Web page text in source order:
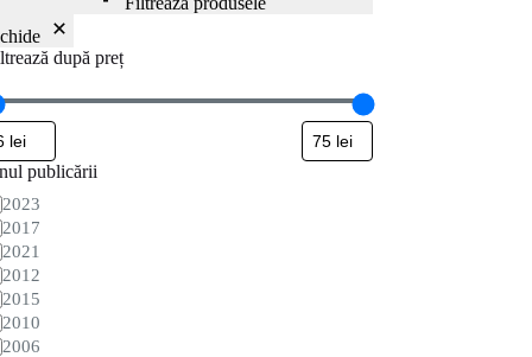
după preț
publicării
2023
2017
2021
2012
2015
2010
2006